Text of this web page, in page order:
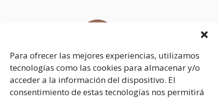
Para ofrecer las mejores experiencias, utilizamos
tecnologías como las cookies para almacenar y/o
acceder a la información del dispositivo. El
consentimiento de estas tecnologías nos permitirá